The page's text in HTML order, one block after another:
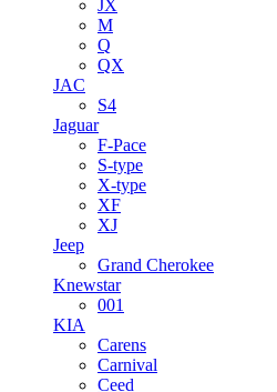
JX
M
Q
QX
JAC
S4
Jaguar
F-Pace
S-type
X-type
XF
XJ
Jeep
Grand Cherokee
Knewstar
001
KIA
Carens
Carnival
Ceed